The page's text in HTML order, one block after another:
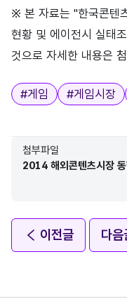
※ 본 자료는 "한국콘텐
현황 및 에이전시 실태
것으로 자세한 내용은
태그
#게임 #게임시장
첨부파일
2014 해외콘텐츠시장
이전글 다음